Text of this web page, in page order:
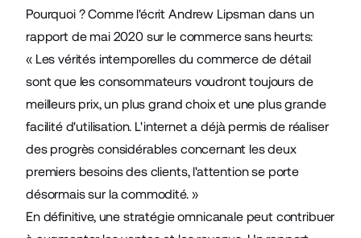
Pourquoi ? Comme l'écrit Andrew Lipsman dans un
rapport de mai 2020 sur le commerce sans heurts:
« Les vérités intemporelles du commerce de détail
sont que les consommateurs voudront toujours de
meilleurs prix, un plus grand choix et une plus grande
facilité d'utilisation. L'internet a déjà permis de réaliser
des progrès considérables concernant les deux
premiers besoins des clients, l'attention se porte
désormais sur la commodité. »
En définitive, une stratégie omnicanale peut contribuer